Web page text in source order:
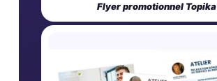
Flyer promotionnel Topika